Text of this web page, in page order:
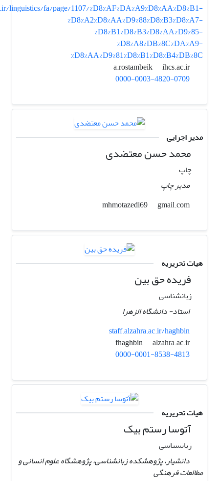
linguistics/fa/page/1107/%D8%AF%DA%A9%D8%AA%D8%B1-
%D8%A2%D8%AA%D9%88%D8%B3%D8%A7-
%D8%B1%D8%B3%D8%AA%D9%85-
%D8%A8%DB%8C%DA%A9-
%D8%AA%D9%81%D8%B1%D8%B4%DB%8C
a.rostambeik
ihcs.ac.ir
0000-0003-4820-0709
مدیر اجرایی
محمد حسن معتضدی
چاپ
مدیر چاپ
gmail.com
هیات تحریریه
فریده حق بین
زبانشناسی
استاد- دانشگاه الزهرا
staff.alzahra.ac.ir/haghbin
fhaghbin
alzahra.ac.ir
0000-0001-8538-4813
هیات تحریریه
آتوسا رستم بیک
زبانشناسی
دانشیار، پژوهشکده زبانشناسی، پژوهشگاه علوم انسانی و
مطالعات فرهنگی